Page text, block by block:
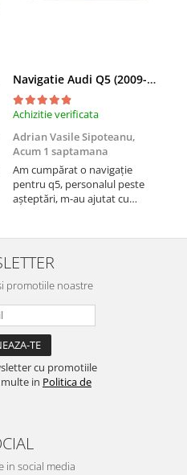
Navigatie Audi Q5 (2009-2017), Linux OS & OEM, MMI 3G, CarPlay & Android Auto Wireless, MirrorLink, Camera AHD, 12.3 Inch - AD-BGAALNXH+AD-BGRKITQ5002
Achizitie verificata
Adrian Vasile Sipoteanu,
Acum 1 saptamana
Am cumpărat o navigație
pentru q5, personalul peste
așteptări, m-au ajutat cu
rânduri. Foarte serviabili,
livrare rapidă, suport tehnic,
totul impecabil, o să revin la ei
și pentru vi...
promotiile noastre
cu promotiile
in Politica de
in social media